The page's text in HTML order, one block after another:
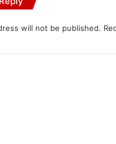
will not be published.